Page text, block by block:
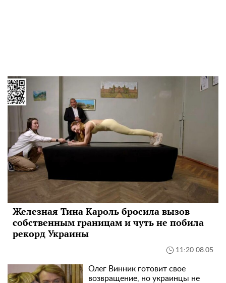
Железная Тина Кароль бросила вызов
собственным границам и чуть не побила
рекорд Украины
11:20 08.05
Олег Винник готовит свое
возвращение, но украинцы не